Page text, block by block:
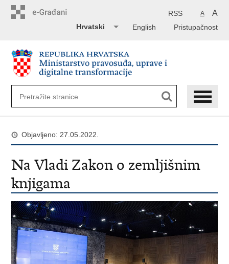
A A
RSS
Pristupačnost
English
Hrvatski
Objavljeno: 27.05.2022.
Na Vladi Zakon o zemljišnim
knjigama